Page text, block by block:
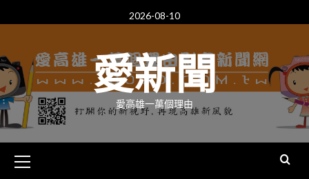
to
2026-08-10
愛新聞
愛高雄一萬個理由
Menu